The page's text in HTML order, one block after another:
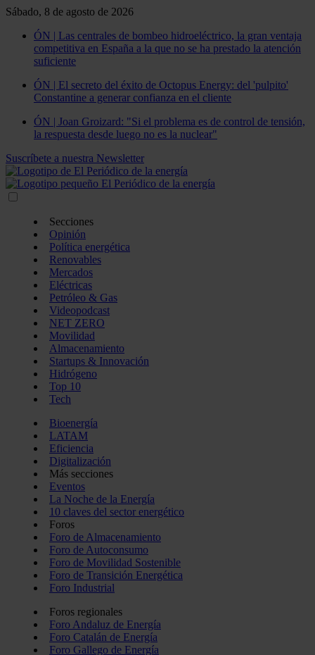
Sábado, 8 de agosto de 2026
ÓN | Las centrales de bombeo hidroeléctrico, la gran ventaja
competitiva en España a la que no se ha prestado la atención
suficiente
ÓN | El secreto del éxito de Octopus Energy: del 'pulpito'
Constantine a generar confianza en el cliente
ÓN | Joan Groizard: "Si el problema es de control de tensión,
la respuesta desde luego no es la nuclear"
Suscríbete a nuestra Newsletter
Secciones
Opinión
Política energética
Renovables
Mercados
Eléctricas
Petróleo & Gas
Videopodcast
NET ZERO
Movilidad
Almacenamiento
Startups & Innovación
Hidrógeno
Top 10
Tech
Bioenergía
LATAM
Eficiencia
Digitalización
Más secciones
Eventos
La Noche de la Energía
10 claves del sector energético
Foros
Foro de Almacenamiento
Foro de Autoconsumo
Foro de Movilidad Sostenible
Foro de Transición Energética
Foro Industrial
Foros regionales
Foro Andaluz de Energía
Foro Catalán de Energía
Foro Gallego de Energía